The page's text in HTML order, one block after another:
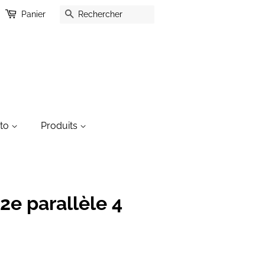
Panier Recherche
Produits
parallèle 4